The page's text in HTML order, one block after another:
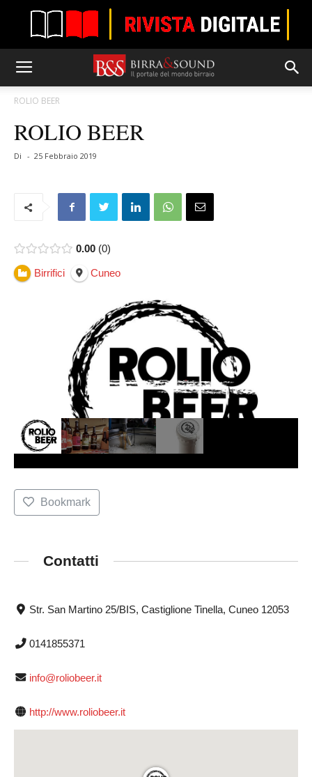
ROLIO BEER
ROLIO BEER
Di - 25 Febbraio 2019
0.00 0
Birrifici Cuneo
Bookmark
Contatti
Str. San Martino 25/BIS, Castiglione Tinella, Cuneo 12053
0141855371
info@roliobeer.it
http://www.roliobeer.it